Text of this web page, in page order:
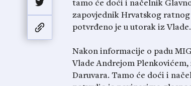
tamo će doći i načelnik
zapovjednik Hrvatskog
potvrđeno je u utorak iz Vlade.
Nakon informacije o padu
Vlade Andrejom
Daruvara. Tamo će doći i